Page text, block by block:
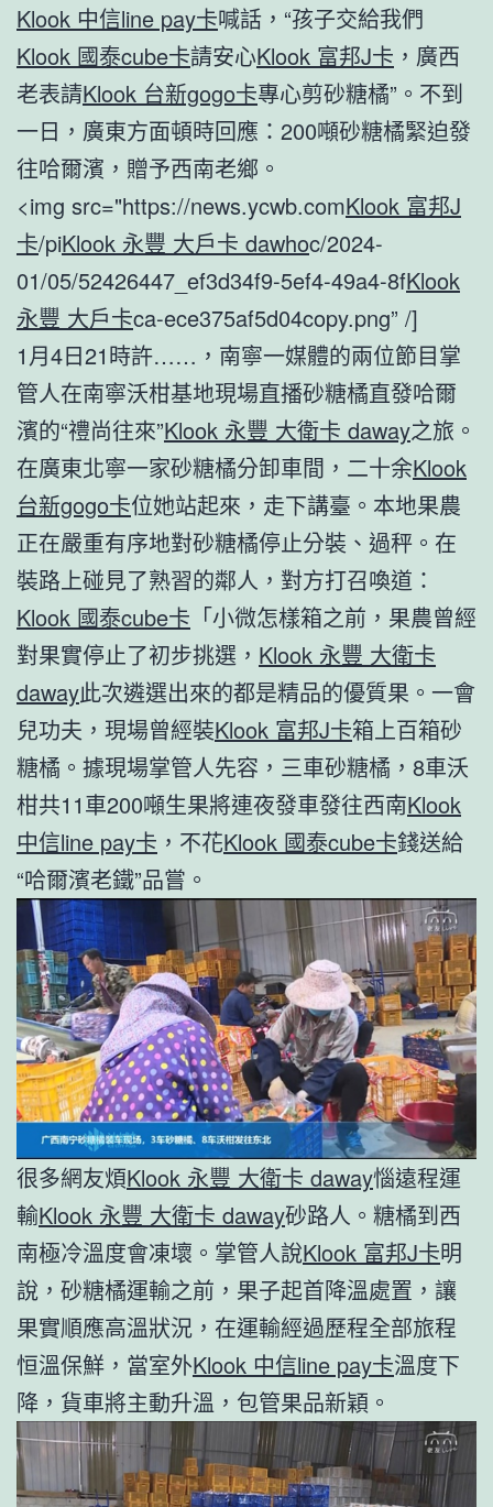
Klook 中信line pay卡喊話，“孩子交給我們
Klook 國泰cube卡請安心Klook 富邦J卡 ，廣西
老表請Klook 台新gogo卡專心剪砂糖橘”。不到
一日，廣東方面頓時回應：200噸砂糖橘緊迫發
往哈爾濱，贈予西南老鄉。
<img src="https://news.ycwb.comKlook 富邦J
卡/piKlook 永豐 大戶卡 dawhoc/2024-
01/05/52426447_ef3d34f9-5ef4-49a4-8fKlook
永豐 大戶卡ca-ece375af5d04copy.png” /]
1月4日21時許……，南寧一媒體的兩位節目掌
管人在南寧沃柑基地現場直播砂糖橘直發哈爾
濱的“禮尚往來”Klook 永豐 大衛卡 daway之旅。
在廣東北寧一家砂糖橘分卸車間，二十余Klook
台新gogo卡位她站起來，走下講臺。本地果農
正在嚴重有序地對砂糖橘停止分裝、過秤。在
裝路上碰見了熟習的鄰人，對方打召喚道：
Klook 國泰cube卡 「小微怎樣箱之前，果農曾經
對果實停止了初步挑選， Klook 永豐 大衛卡
daway此次遴選出來的都是精品的優質果。一會
兒功夫，現場曾經裝Klook 富邦J卡箱上百箱砂
糖橘。據現場掌管人先容，三車砂糖橘，8車沃
柑共11車200噸生果將連夜發車發往西南Klook
中信line pay卡 ，不花Klook 國泰cube卡錢送給
“哈爾濱老鐵”品嘗。
很多網友煩Klook 永豐 大衛卡 daway惱遠程運
輸Klook 永豐 大衛卡 daway砂路人。糖橘到西
南極冷溫度會凍壞。掌管人說Klook 富邦J卡明
說，砂糖橘運輸之前，果子起首降溫處置，讓
果實順應高溫狀況，在運輸經過歷程全部旅程
恒溫保鮮，當室外Klook 中信line pay卡溫度下
降，貨車將主動升溫，包管果品新穎。